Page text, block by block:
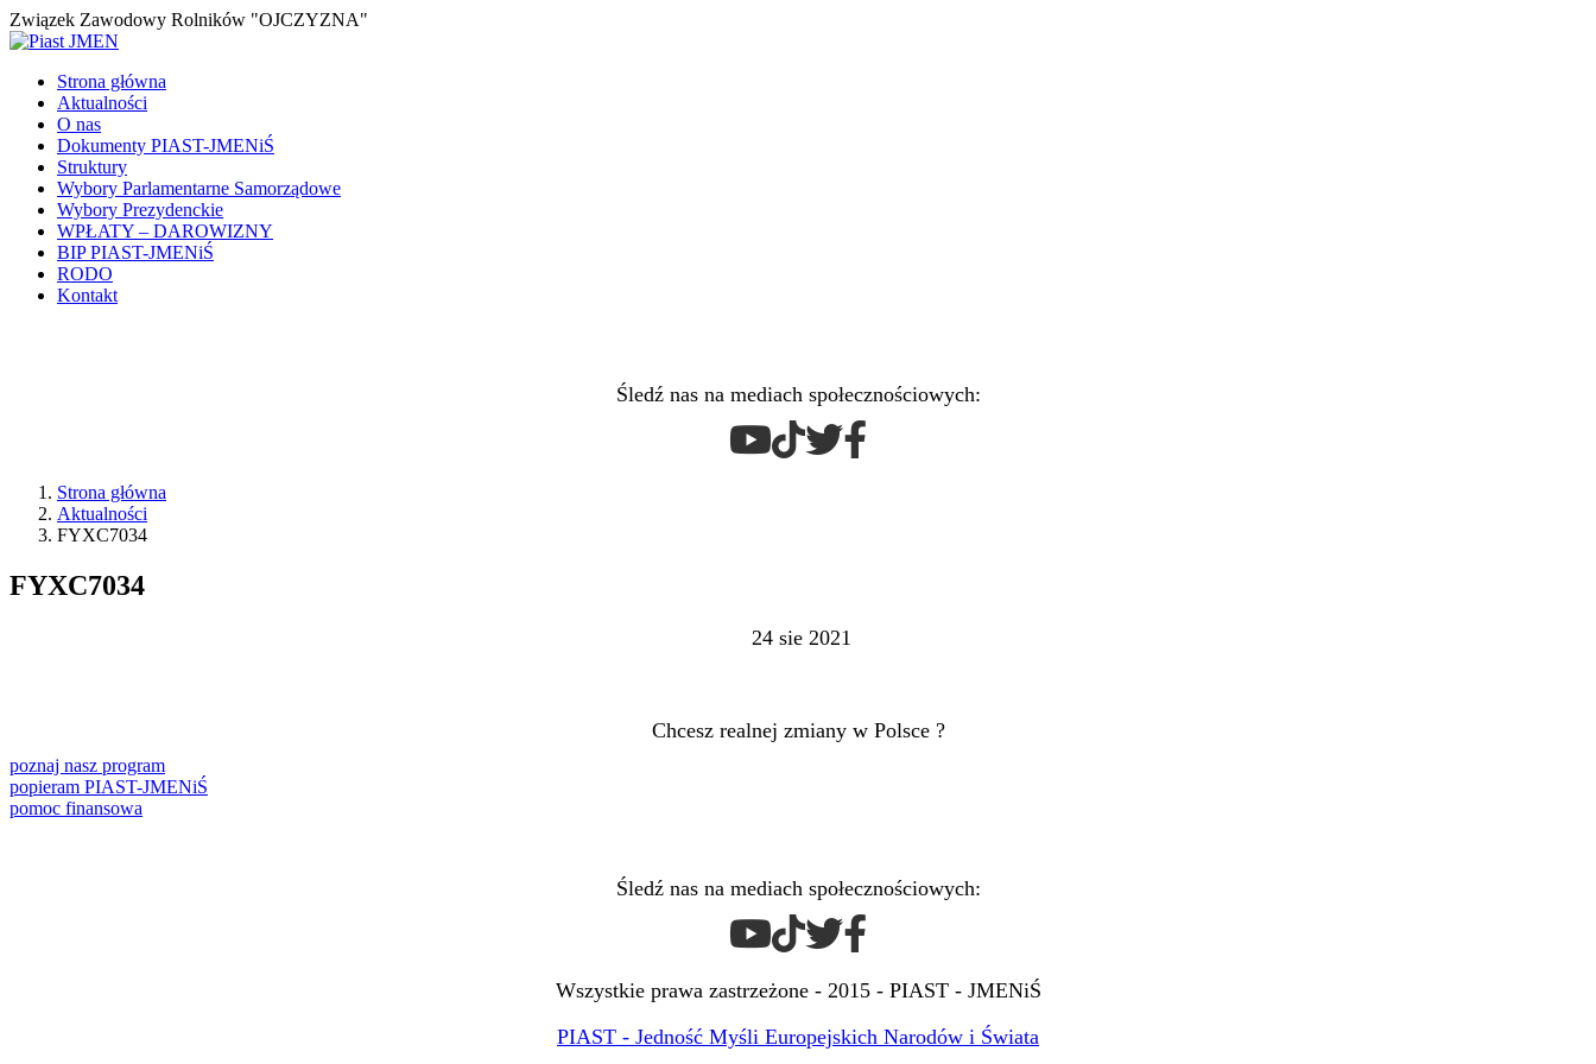
Związek Zawodowy Rolników "OJCZYZNA"
Strona główna
Aktualności
O nas
Dokumenty PIAST-JMENiŚ
Struktury
Wybory Parlamentarne Samorządowe
Wybory Prezydenckie
WPŁATY – DAROWIZNY
BIP PIAST-JMENiŚ
RODO
Kontakt
Śledź nas na mediach społecznościowych:
Strona główna
Aktualności
FYXC7034
FYXC7034
24 sie 2021
Chcesz realnej zmiany w Polsce ?
poznaj nasz program
popieram PIAST-JMENiŚ
pomoc finansowa
Śledź nas na mediach społecznościowych:
Wszystkie prawa zastrzeżone - 2015 - PIAST - JMENiŚ
PIAST - Jedność Myśli Europejskich Narodów i Świata